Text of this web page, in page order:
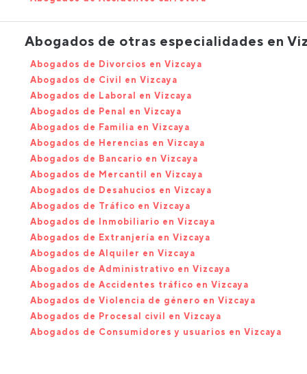
Abogados de otras especialidades en
Abogados de Divorcios en Vizcaya
Abogados de Civil en Vizcaya
Abogados de Laboral en Vizcaya
Abogados de Penal en Vizcaya
Abogados de Familia en Vizcaya
Abogados de Herencias en Vizcaya
Abogados de Bancario en Vizcaya
Abogados de Mercantil en Vizcaya
Abogados de Desahucios en Vizcaya
Abogados de Tráfico en Vizcaya
Abogados de Inmobiliario en Vizcaya
Abogados de Extranjería en Vizcaya
Abogados de Alquiler en Vizcaya
Abogados de Administrativo en Vizcaya
Abogados de Accidentes tráfico en Vizcaya
Abogados de Violencia de género en Vizcaya
Abogados de Procesal civil en Vizcaya
Abogados de Consumidores y usuarios en Vizcaya